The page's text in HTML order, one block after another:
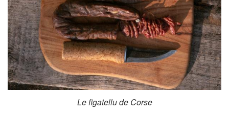
Le figatellu de Corse